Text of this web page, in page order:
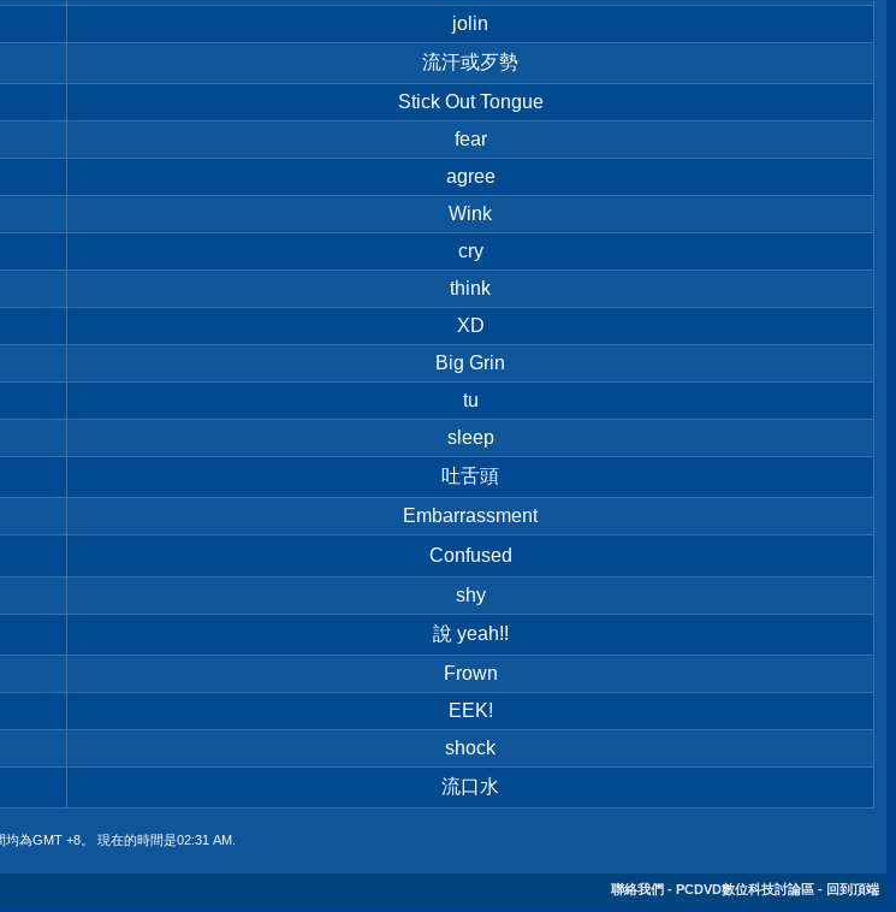
jolin
流汗或歹勢
Stick Out Tongue
fear
agree
Wink
cry
think
XD
Big Grin
tu
sleep
吐舌頭
Embarrassment
Confused
shy
說 yeah!!
Frown
EEK!
shock
流口水
均為GMT +8。 現在的時間是02:31 AM
聯絡我們 - PCDVD數位科技討論區 - 回到頂端